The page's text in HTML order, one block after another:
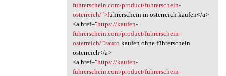
fuhrerschein.com/product/fuhrerschein-
osterreich/">führerschein in österreich kaufen</a>
<a href="https://kaufen-
fuhrerschein.com/product/fuhrerschein-
osterreich/">auto kaufen ohne führerschein
österreich</a>
<a href="https://kaufen-
fuhrerschein.com/product/fuhrerschein-